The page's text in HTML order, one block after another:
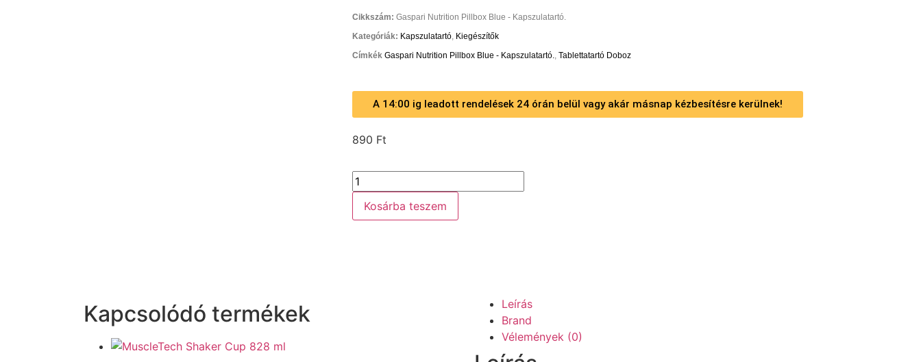
Cikkszám: Gaspari Nutrition Pillbox Blue - Kapszulatartó.
Kategóriák: Kapszulatartó, Kiegészítők
Címkék Gaspari Nutrition Pillbox Blue - Kapszulatartó., Tablettatartó Doboz
A 14:00 ig leadott rendelések 24 órán belül vagy akár másnap kézbesítésre kerülnek!
890 Ft
Kosárba teszem
Kapcsolódó termékek
Leírás
Brand
Vélemények (0)